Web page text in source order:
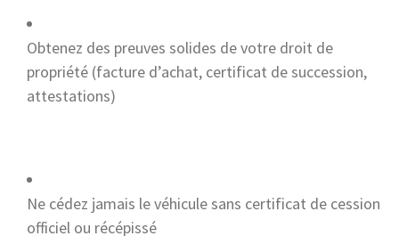
Obtenez des preuves solides de votre droit de
propriété (facture d’achat, certificat de succession,
attestations)
Ne cédez jamais le véhicule sans certificat de cession
officiel ou récépissé